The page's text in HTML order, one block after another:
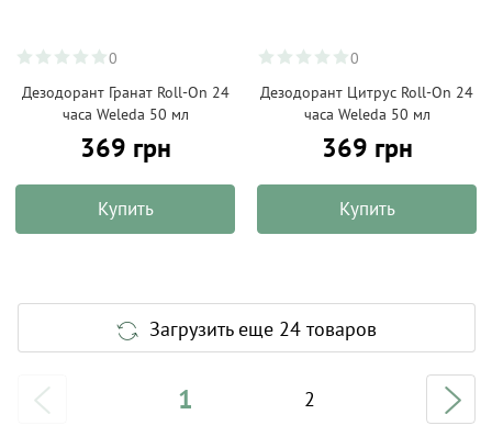
0
Дезодорант Гранат Roll-On 24
часа Weleda 50 мл
369 грн
Купить
0
Дезодорант Цитрус Roll-On 24
часа Weleda 50 мл
369 грн
Купить
Загрузить еще 24 товаров
1 2